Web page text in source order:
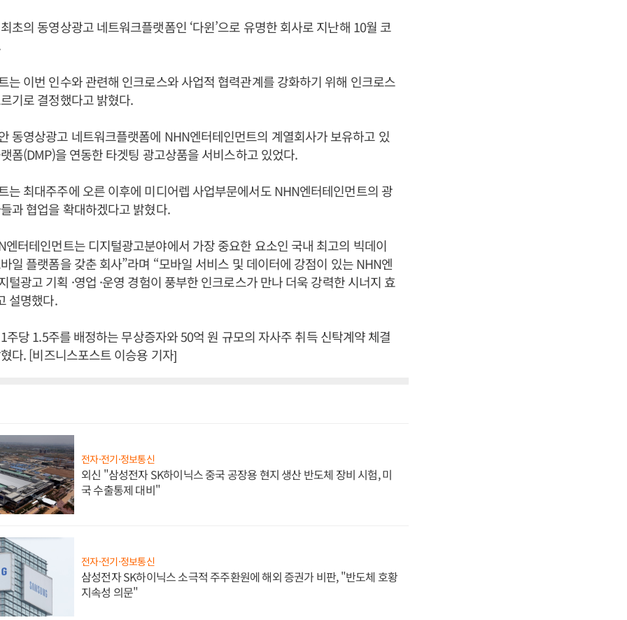
초의 동영상광고 네트워크플랫폼인 ‘다윈’으로 유명한 회사로 지난해 10월 코
는 이번 인수와 관련해 인크로스와 사업적 협력관계를 강화하기 위해 인크로스
기로 결정했다고 밝혔다.
동영상광고 네트워크플랫폼에 NHN엔터테인먼트의 계열회사가 보유하고 있
폼(DMP)을 연동한 타겟팅 광고상품을 서비스하고 있었다.
는 최대주주에 오른 이후에 미디어렙 사업부문에서도 NHN엔터테인먼트의 광
과 협업을 확대하겠다고 밝혔다.
엔터테인먼트는 디지털광고분야에서 가장 중요한 요소인 국내 최고의 빅데이
일 플랫폼을 갖춘 회사”라며 “모바일 서비스 및 데이터에 강점이 있는 NHN엔
털광고 기획 ·영업 ·운영 경험이 풍부한 인크로스가 만나 더욱 강력한 시너지 효
설명했다.
주당 1.5주를 배정하는 무상증자와 50억 원 규모의 자사주 취득 신탁계약 체결
다. [비즈니스포스트 이승용 기자]
전자·전기·정보통신
외신 "삼성전자 SK하이닉스 중국 공장용 현지 생산 반도체 장비 시험, 미
국 수출통제 대비"
전자·전기·정보통신
삼성전자 SK하이닉스 소극적 주주환원에 해외 증권가 비판, "반도체 호황
지속성 의문"